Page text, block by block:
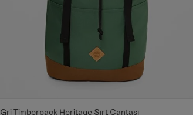
Gri Timberpack Heritage Sırt Çantası